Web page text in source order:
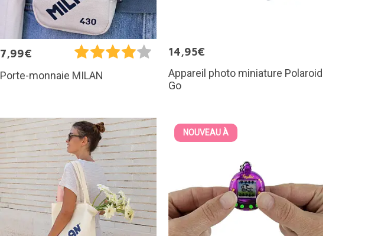
7,99€
Porte-monnaie MILAN
14,95€
Appareil photo miniature Polaroid
Go
NOUVEAU À